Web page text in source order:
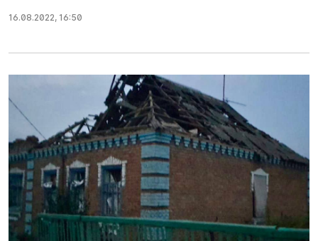
16.08.2022, 16:50